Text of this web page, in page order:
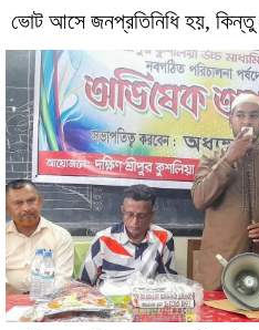
ভোট আসে জনপ্রতিনিধি হয়,